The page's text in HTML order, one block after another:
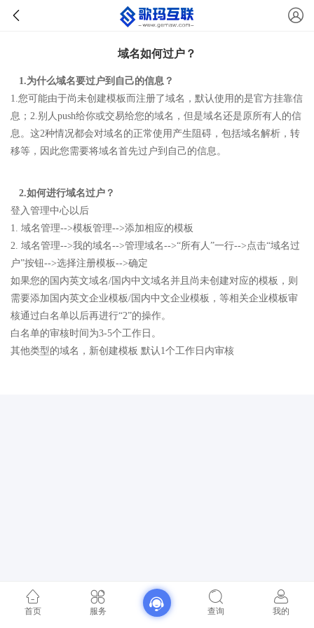
域名如何过户？
1.为什么域名要过户到自己的信息？
1.您可能由于尚未创建模板而注册了域名，默认使用的是官方挂靠信
息；2.别人push给你或交易给您的域名，但是域名还是原所有人的信
息。这2种情况都会对域名的正常使用产生阻碍，包括域名解析，转
移等，因此您需要将域名首先过户到自己的信息。
2.如何进行域名过户？
登入管理中心以后
1. 域名管理-->模板管理-->添加相应的模板
2. 域名管理-->我的域名-->管理域名-->“所有人”一行-->点击“域名过
户”按钮-->选择注册模板-->确定
如果您的国内英文域名/国内中文域名并且尚未创建对应的模板，则
需要添加国内英文企业模板/国内中文企业模板，等相关企业模板审
核通过白名单以后再进行“2”的操作。
白名单的审核时间为3-5个工作日。
其他类型的域名，新创建模板 默认1个工作日内审核
首页 服务 查询 我的